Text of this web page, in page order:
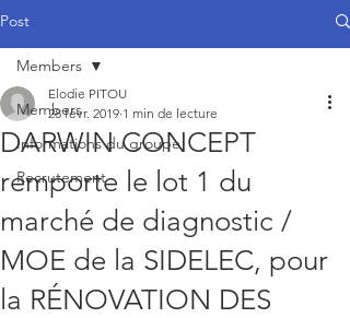
Post
Members
Informations du groupe
Recrutement
Members
DARWIN CONCEPT
remporte le lot 1 du
marché de diagnostic /
MOE de la SIDELEC, pour
la RÉNOVATION DES
Elodie PITOU
28 févr. 2019 1 min de lecture